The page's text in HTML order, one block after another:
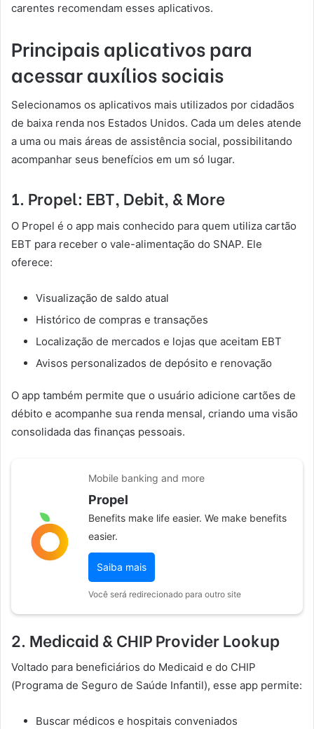
carentes recomendam esses aplicativos.
Principais aplicativos para
acessar auxílios sociais
Selecionamos os aplicativos mais utilizados por cidadãos
de baixa renda nos Estados Unidos. Cada um deles atende
a uma ou mais áreas de assistência social, possibilitando
acompanhar seus benefícios em um só lugar.
1. Propel: EBT, Debit, & More
O Propel é o app mais conhecido para quem utiliza cartão
EBT para receber o vale-alimentação do SNAP. Ele
oferece:
Visualização de saldo atual
Histórico de compras e transações
Localização de mercados e lojas que aceitam EBT
Avisos personalizados de depósito e renovação
O app também permite que o usuário adicione cartões de
débito e acompanhe sua renda mensal, criando uma visão
consolidada das finanças pessoais.
Mobile banking and more
Propel
Benefits make life easier. We make benefits
easier.
Saiba mais
Você será redirecionado para outro site
2. Medicaid & CHIP Provider Lookup
Voltado para beneficiários do Medicaid e do CHIP
(Programa de Seguro de Saúde Infantil), esse app permite:
Buscar médicos e hospitais conveniados